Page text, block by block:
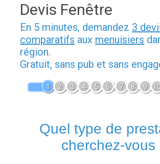
Devis Fenêtre
En 5 minutes, demandez 3
comparatifs aux menuisiers
région.
Gratuit, sans pub et sans
1 2 3 4 5 6 7 8 9
Quel type de
cherchez-vous